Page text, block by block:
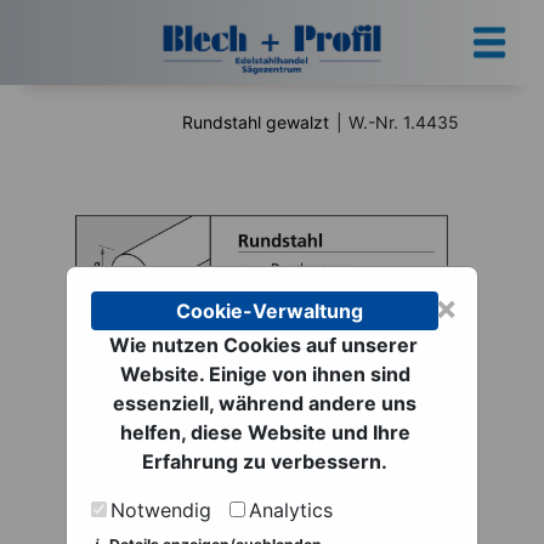
Rundstahl gewalzt W.-Nr. 1.4435
Rundstahl gewalzt |
W.-Nr. 1.4435
ab 20,85 € netto
zzgl. MwSt. zzgl.
Versand
×
Cookie-Verwaltung
Wie nutzen Cookies auf unserer
Website. Einige von ihnen sind
essenziell, während andere uns
helfen, diese Website und Ihre
Erfahrung zu verbessern.
Notwendig
Analytics